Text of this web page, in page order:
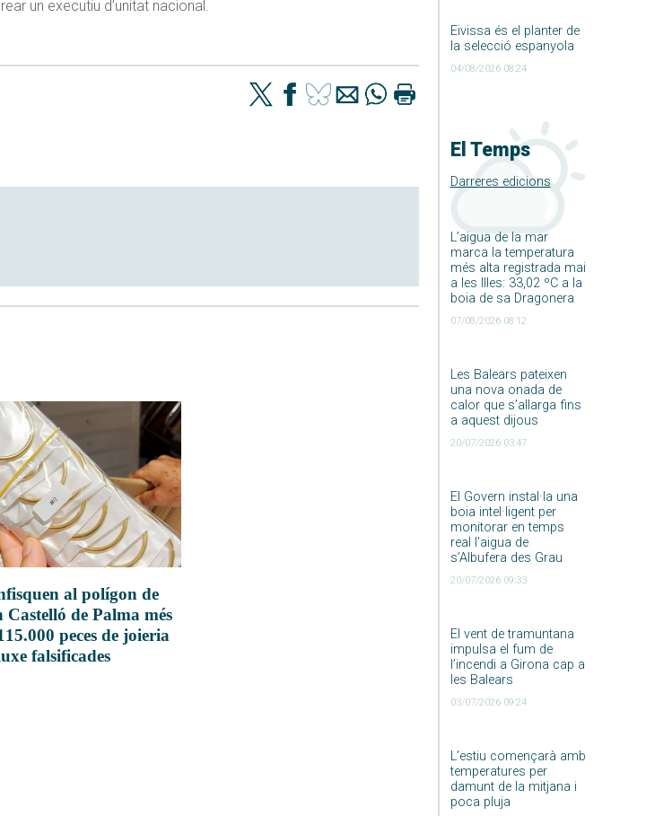
Eivissa és el planter de
la selecció espanyola
04/08/2026 08:24
El Temps
Darreres edicions
L’aigua de la mar
marca la temperatura
més alta registrada mai
a les Illes: 33,02 ºC a la
boia de sa Dragonera
07/08/2026 08:12
Les Balears pateixen
una nova onada de
calor que s’allarga fins
a aquest dijous
20/07/2026 03:47
El Govern instal·la una
boia intel·ligent per
monitorar en temps
real l’aigua de
s’Albufera des Grau
20/07/2026 09:33
El vent de tramuntana
impulsa el fum de
l’incendi a Girona cap a
les Balears
03/07/2026 09:24
L’estiu començarà amb
temperatures per
damunt de la mitjana i
poca pluja
un executiu d’unitat nacional.
al polígon de
Castelló de Palma més
peces de joieria
falsificades